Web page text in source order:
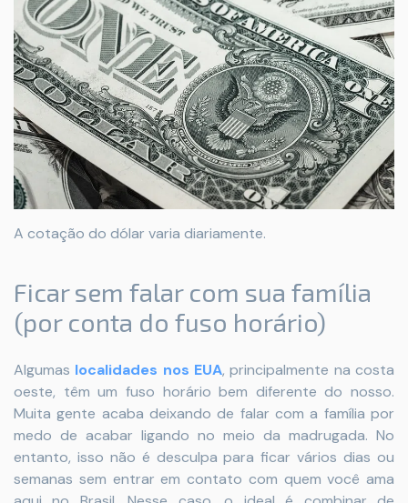
A cotação do dólar varia diariamente.
Ficar sem falar com sua família
(por conta do fuso horário)
Algumas localidades nos EUA, principalmente na costa
oeste, têm um fuso horário bem diferente do nosso.
Muita gente acaba deixando de falar com a família por
medo de acabar ligando no meio da madrugada. No
entanto, isso não é desculpa para ficar vários dias ou
semanas sem entrar em contato com quem você ama